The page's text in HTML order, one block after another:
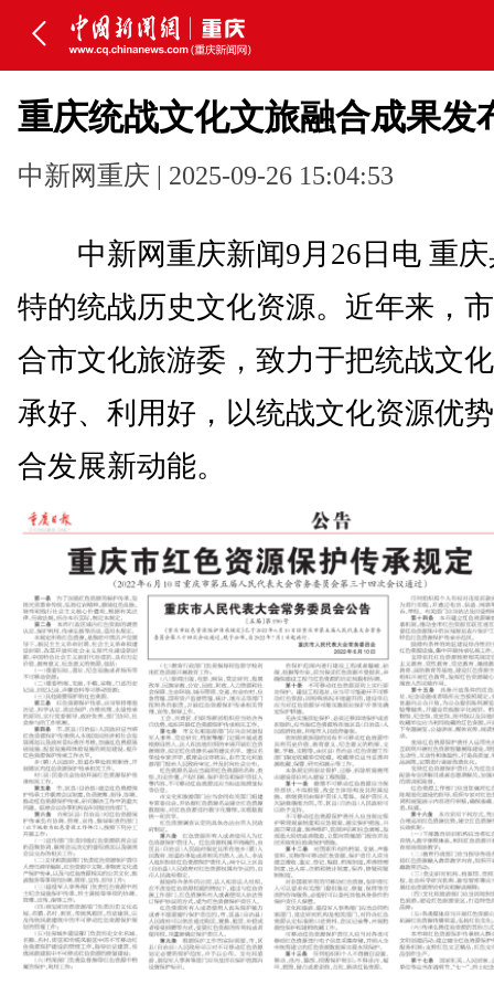
重庆统战文化文旅融合成果发
中新网重庆 | 2025-09-26 15:04:53
中新网重庆新闻9月26日电 重庆
特的统战历史文化资源。近年来，
合市文化旅游委，致力于把统战文
承好、利用好，以统战文化资源优
合发展新动能。